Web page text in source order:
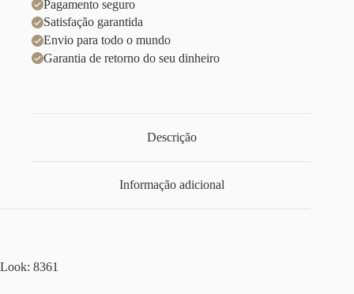
Pagamento seguro
Satisfação garantida
Envio para todo o mundo
Garantia de retorno do seu dinheiro
Descrição
Informação adicional
Look: 8361